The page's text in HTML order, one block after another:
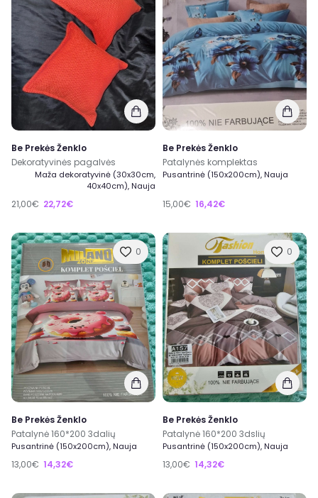
Be Prekės Ženklo
Dekoratyvinės pagalvės
Maža dekoratyvinė (30x30cm,
40x40cm), Nauja
21,00€ 22,72€
Be Prekės Ženklo
Patalynės komplektas
Pusantrinė (150x200cm), Nauja
15,00€ 16,42€
0
Be Prekės Ženklo
Patalynė 160*200 3dalių
Pusantrinė (150x200cm), Nauja
13,00€ 14,32€
0
Be Prekės Ženklo
Patalynė 160*200 3dslių
Pusantrinė (150x200cm), Nauja
13,00€ 14,32€